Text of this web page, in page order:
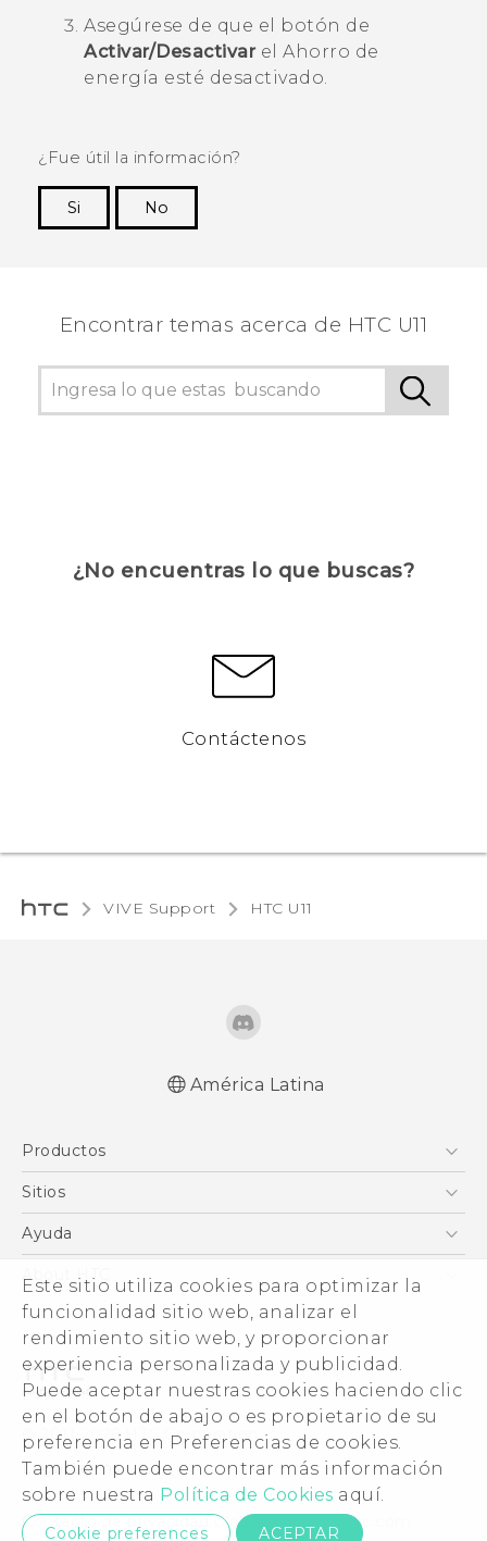
Este sitio utiliza cookies para optimizar la
funcionalidad sitio web, analizar el
rendimiento sitio web, y proporcionar
experiencia personalizada y publicidad.
Puede aceptar nuestras cookies haciendo clic
en el botón de abajo o es propietario de su
preferencia en Preferencias de cookies.
También puede encontrar más información
sobre nuestra Política de Cookies aquí.
Cookie preferences ACEPTAR
Asegúrese de que el botón de
Activar/Desactivarel Ahorro de
energía esté desactivado.
¿Fue útil la información?
Si
No
Encontrar temas acerca de HTC U11
¿No encuentras lo que buscas?
Contáctenos
VIVE Support HTC U11‎
English - User manual
América Latina
Productos
5G
EXODUS
VIVE
VIVEPORT
Sitios
HTC Desarrollo
VIVE
Ayuda
About HTC
ESG
Seguridad del producto
Inversores (Inglés)
Normas de confidencialidad
Código de conducta
Trabaja con nosotros
Security and Privacy Whitepaper
© 2011-2026 HTC Corporation
Legal terms
Contacto de privacidad: Global-Privacy@htc.com